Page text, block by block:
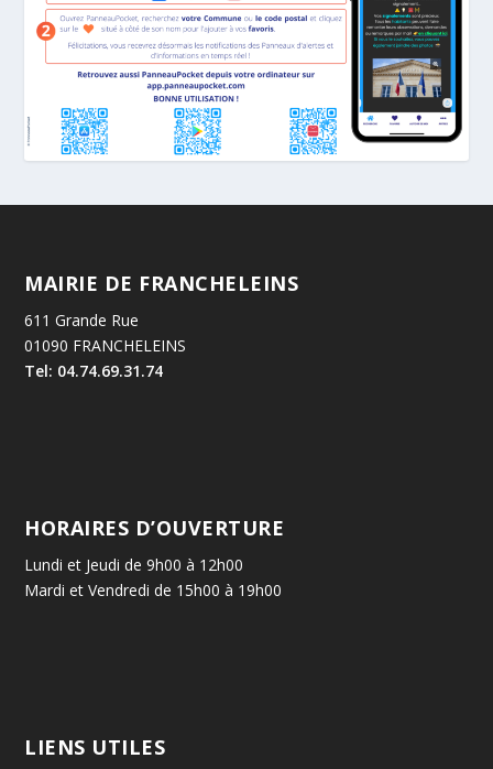
MAIRIE DE FRANCHELEINS
611 Grande Rue
01090 FRANCHELEINS
Tel: 04.74.69.31.74
HORAIRES D’OUVERTURE
Lundi et Jeudi de 9h00 à 12h00
Mardi et Vendredi de 15h00 à 19h00
LIENS UTILES